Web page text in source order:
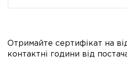
Отримайте сертифікат на
контактні години від